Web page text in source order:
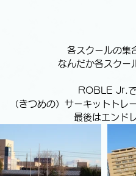
各スクールの集
なんだか各スクー
ROBLE Jr.で
（きつめの）サーキットト
最後はエンド